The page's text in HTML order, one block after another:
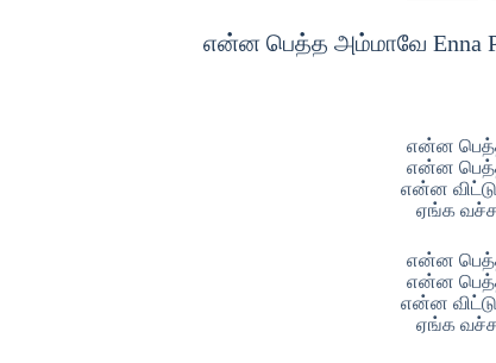
என்ன பெத்த அம்மாவே Enna
என்ன
என்ன
என்ன
ஏங்க
என்ன
என்ன
என்ன
ஏங்க